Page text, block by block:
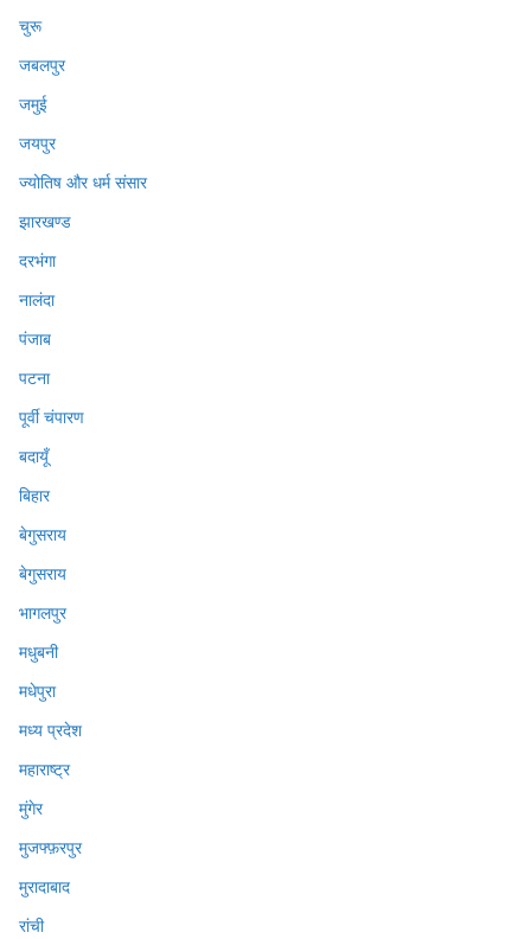
चुरू
जबलपुर
जमुई
जयपुर
ज्योतिष और धर्म संसार
झारखण्ड
दरभंगा
नालंदा
पंजाब
पटना
पूर्वी चंपारण
बदायूँ
बिहार
बेगुसराय
बेगुसराय
भागलपुर
मधुबनी
मधेपुरा
मध्य प्रदेश
महाराष्ट्र
मुंगेर
मुजफ्फ़रपुर
मुरादाबाद
रांची